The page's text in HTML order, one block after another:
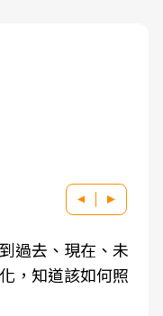
過去、現在、未
，知道該如何照